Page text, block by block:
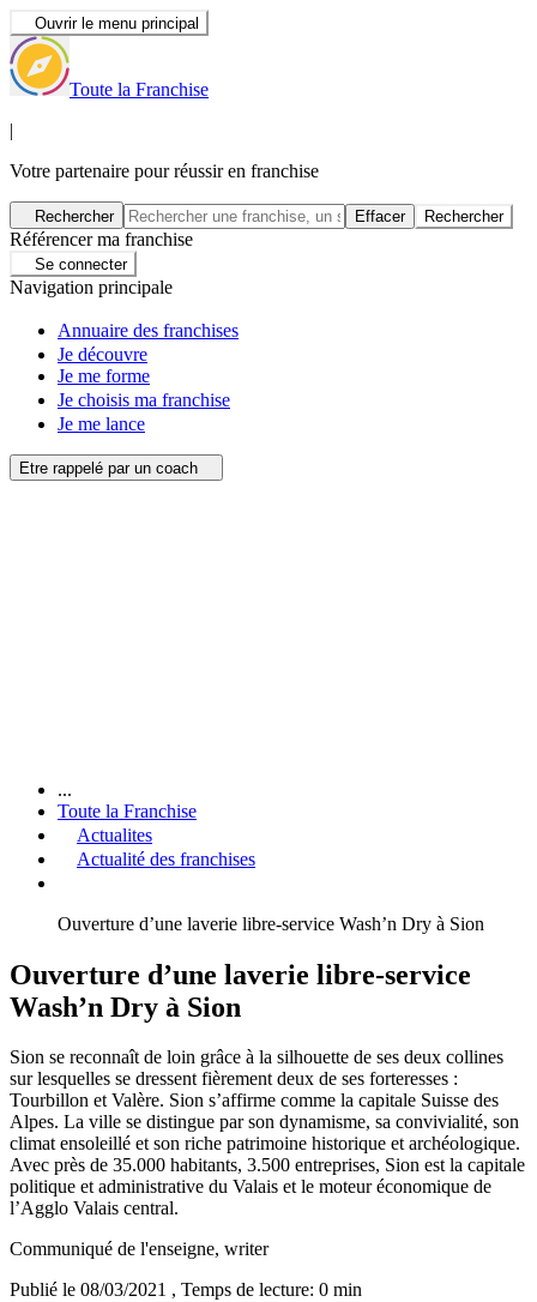
Ouvrir le menu principal
Toute la Franchise
|
Votre partenaire pour réussir en franchise
Rechercher Effacer Rechercher
Référencer ma franchise
Se connecter
Navigation principale
Annuaire des franchises
Je découvre
Je me forme
Je choisis ma franchise
Je me lance
Etre rappelé par un coach
...
Toute la Franchise
Actualites
Actualité des franchises
Ouverture d’une laverie libre-service Wash’n Dry à Sion
Ouverture d’une laverie libre-service
Wash’n Dry à Sion
Sion se reconnaît de loin grâce à la silhouette de ses deux collines
sur lesquelles se dressent fièrement deux de ses forteresses :
Tourbillon et Valère. Sion s’affirme comme la capitale Suisse des
Alpes. La ville se distingue par son dynamisme, sa convivialité, son
climat ensoleillé et son riche patrimoine historique et archéologique.
Avec près de 35.000 habitants, 3.500 entreprises, Sion est la capitale
politique et administrative du Valais et le moteur économique de
l’Agglo Valais central.
Communiqué de l'enseigne, writer
Publié le 08/03/2021 , Temps de lecture: 0 min